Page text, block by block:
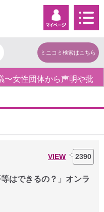
ミニコミ検索はこちら
〜女性団体から声明や批
VIEW 2390
はできるの？」オンラ